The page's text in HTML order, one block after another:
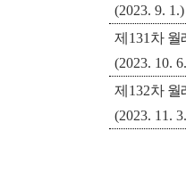
(2023. 9. 1.)
제 131 차 월
(2023. 10.
제 132차 월
(2023. 11.